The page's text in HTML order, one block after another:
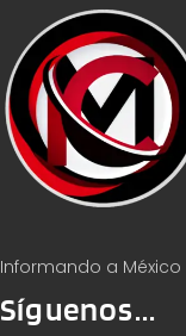
Informando a
Síguenos...